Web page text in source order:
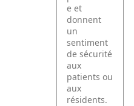
e et
donnent
un
sentiment
de sécurité
aux
patients ou
aux
résidents.